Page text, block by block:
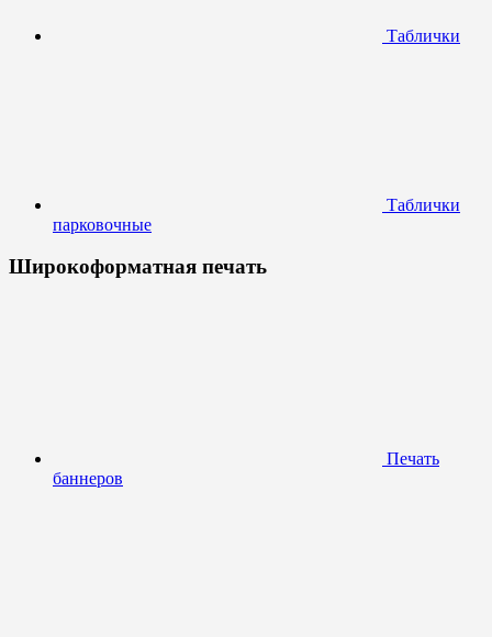
Таблички
Таблички
парковочные
Широкоформатная печать
Печать
баннеров